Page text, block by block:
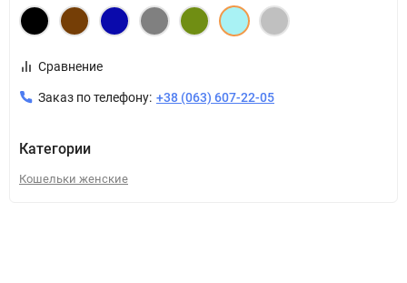
Сравнение
Заказ по телефону: +38 (063) 607-22-05
Категории
Кошельки женские